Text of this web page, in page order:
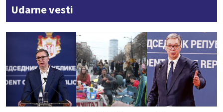
Udarne vesti